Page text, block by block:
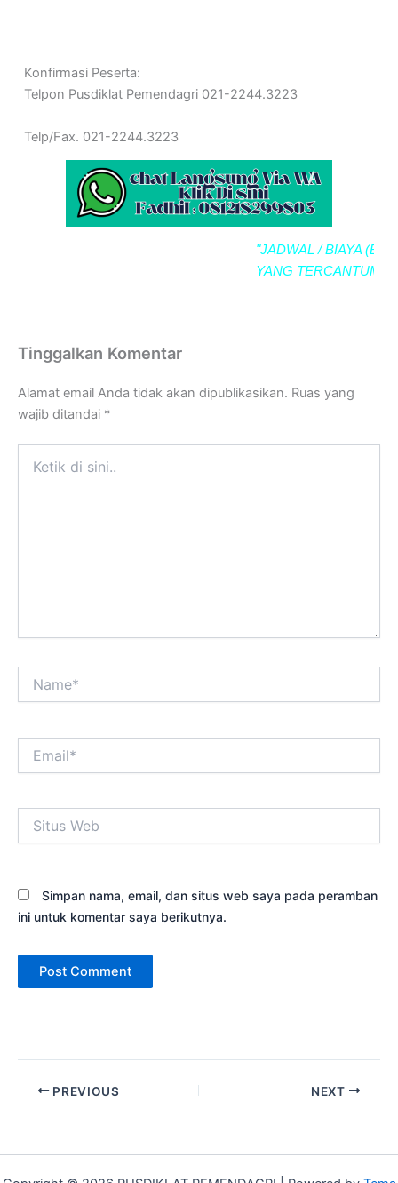
Konfirmasi Peserta:
Telpon Pusdiklat Pemendagri 021-2244.3223
Telp/Fax. 021-2244.3223
"JADWAL / BIAYA
YANG TERCANTUM
Tinggalkan Komentar
Alamat email Anda tidak akan dipublikasikan. Ruas yang
wajib ditandai *
Web
Simpan nama, email, dan situs web saya pada peramban
ini untuk komentar saya berikutnya.
PREVIOUS NEXT